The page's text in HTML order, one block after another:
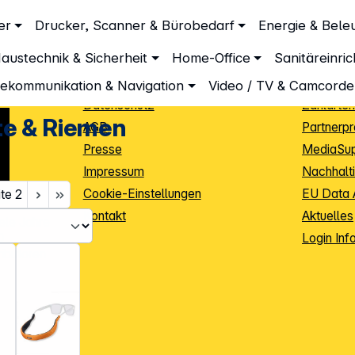
Drucker, Scanner & Bürobedarf Energie &
& Sicherheit Home-Office
& Navigation Video / TV &
& Riemen
2
Unsere Leistungen
Beratung
Datenschutz
AGB
Presse
Impressum
Cookie-Einstellungen
Kontakt
Info
Zahlarten
EU Data
Aktuelles
Login